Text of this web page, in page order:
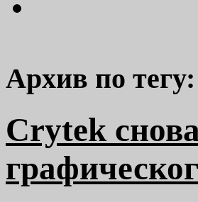
Архив по
Crytek